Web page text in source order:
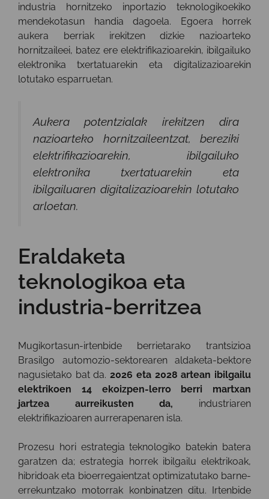
industria hornitzeko inportazio teknologikoekiko
mendekotasun handia dagoela. Egoera horrek
aukera berriak irekitzen dizkie nazioarteko
hornitzaileei, batez ere elektrifikazioarekin, ibilgailuko
elektronika txertatuarekin eta digitalizazioarekin
lotutako esparruetan.
Aukera potentzialak irekitzen dira
nazioarteko hornitzaileentzat, bereziki
elektrifikazioarekin, ibilgailuko
elektronika txertatuarekin eta
ibilgailuaren digitalizazioarekin lotutako
arloetan.
Eraldaketa
teknologikoa eta
industria-berritzea
Mugikortasun-irtenbide berrietarako trantsizioa
Brasilgo automozio-sektorearen aldaketa-bektore
nagusietako bat da.2026 eta 2028 artean ibilgailu
elektrikoen 14 ekoizpen-lerro berri
martxan
jartzea aurreikusten da, industriaren
elektrifikazioaren aurrerapenaren isla.
Prozesu hori estrategia teknologiko batekin batera
garatzen da; estrategia horrek ibilgailu elektrikoak,
hibridoak eta bioerregaientzat optimizatutako barne-
errekuntzako motorrak konbinatzen ditu. Irtenbide